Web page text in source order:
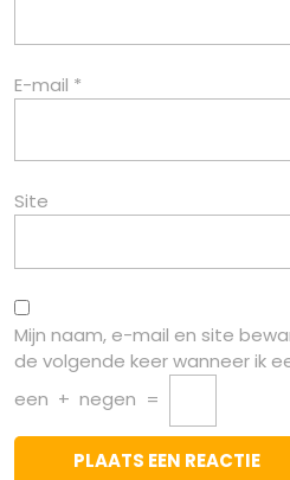
E-mail *
Site
Mijn naam, e-mail en site
de volgende keer wanneer ik
een + negen =